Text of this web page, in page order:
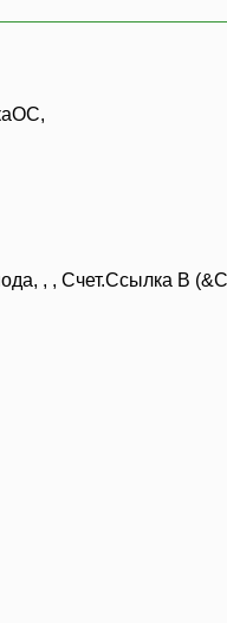
, , Счет.Ссылка В